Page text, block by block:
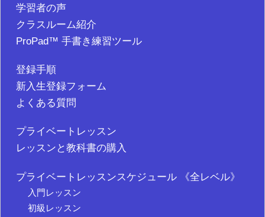
学習者の声
クラスルーム紹介
ProPad™ 手書き練習ツール
登録手順
新入生登録フォーム
よくある質問
プライベートレッスン
レッスンと教科書の購入
プライベートレッスンスケジュール 《全レベル》
入門レッスン
初級レッスン